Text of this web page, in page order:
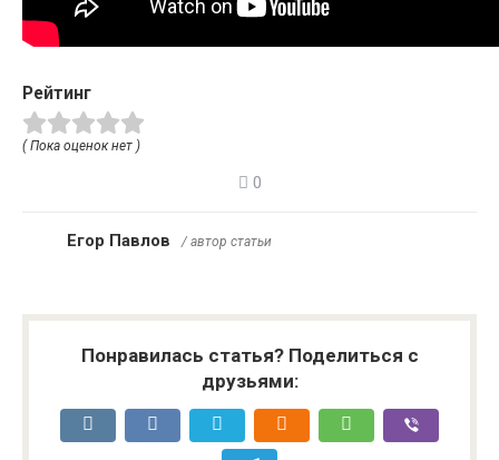
Рейтинг
( Пока оценок нет )
0
Егор Павлов / автор статьи
Понравилась статья? Поделиться с
друзьями: